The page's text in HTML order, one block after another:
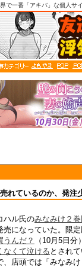
で一番「アキバ」な個人サ
れているのか、発注
ハル氏のみなみけ２
売になっていた。限
うんだ？
（10月5日
なくて泣ける とされ
、店頭では「みなみ